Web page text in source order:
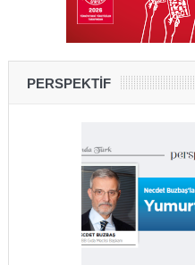
PERSPEKTİF